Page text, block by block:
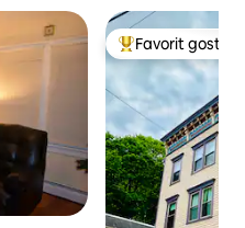
Glavni favorit
Favorit gostiju